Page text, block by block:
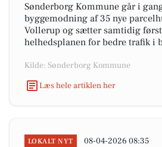
Sønderborg Kommune går i
byggemodning af 35 nye
Vollerup og sætter samtidig
helhedsplanen for bedre trafik i
Kilde: Sønderborg Kommune
Læs hele artiklen her
LOKALT NYT 08-04-2026 08:35